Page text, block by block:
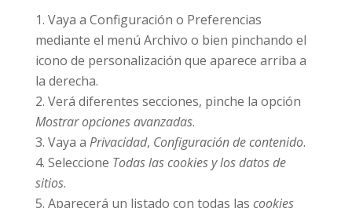
Vaya a Configuración o Preferencias
mediante el menú Archivo o bien pinchando el
icono de personalización que aparece arriba a
la derecha.
Verá diferentes secciones, pinche la opción
Mostrar opciones avanzadas.
Vaya a Privacidad, Configuración de contenido.
Seleccione Todas las cookies y los datos de
sitios.
Aparecerá un listado con todas las cookies